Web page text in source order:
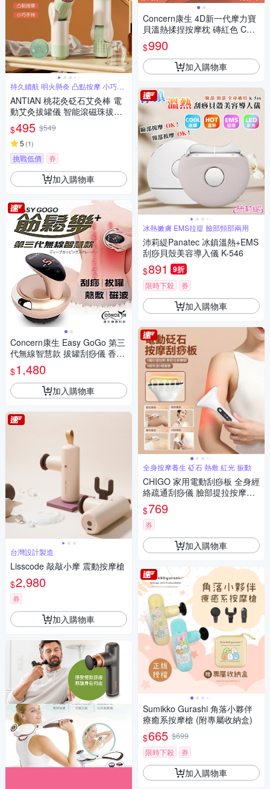
持久續航 明火懸灸 凸點按摩 小巧手
持
ANTIAN 桃花灸砭石艾灸棒 電
動艾灸拔罐儀 智能滾磁珠拔罐
按摩儀 吸罐艾灸器
$495 $549
5 (1)
挑戰低價 券
加入購物車
Concern康生 Easy GoGo 第三
代無線智慧款 拔罐刮痧儀 香檳
金
$1,480
加入購物車
台灣設計製造
Lisscode 敲敲小摩 震動按摩槍
$2,980
券
加入購物車
Concern康生 4D新一代摩力寶
貝溫熱揉捏按摩枕 磚紅色 CON
-1366
$990
加入購物車
冰熱嫩膚 EMS拉提 臉部頸部兩用
沛莉緹Panatec 冰鎮溫熱+EMS
刮痧貝殼美容導入儀 K-546
$891 9折
限時下殺 券
加入購物車
全身按摩養生 砭石 熱敷 紅光 振動
CHIGO 家用電動刮痧板 全身經
絡疏通刮痧儀 臉部提拉按摩儀
熱敷揉腹儀 頸椎肌肉淋巴排毒
按摩放鬆儀（非醫療器材）
$769
券
加入購物車
Sumikko Gurashi 角落小夥伴
療癒系按摩槍 (附專屬收納盒)
$665 $699
限時下殺
券
加入購物車